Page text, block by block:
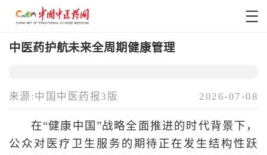
中医药护航未来全周期健康管理
来源:中国中医药报3版 2026-07-08
在“健康中国”战略全面推进的时代背景下，
公众对医疗卫生服务的期待正在发生结构性跃